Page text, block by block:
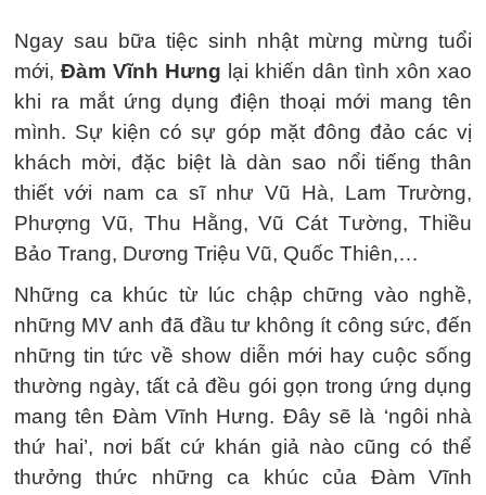
Ngay sau bữa tiệc sinh nhật mừng mừng tuổi
mới, Đàm Vĩnh Hưng lại khiến dân tình xôn xao
khi ra mắt ứng dụng điện thoại mới mang tên
mình. Sự kiện có sự góp mặt đông đảo các vị
khách mời, đặc biệt là dàn sao nổi tiếng thân
thiết với nam ca sĩ như Vũ Hà, Lam Trường,
Phượng Vũ, Thu Hằng, Vũ Cát Tường, Thiều
Bảo Trang, Dương Triệu Vũ, Quốc Thiên,…
Những ca khúc từ lúc chập chững vào nghề,
những MV anh đã đầu tư không ít công sức, đến
những tin tức về show diễn mới hay cuộc sống
thường ngày, tất cả đều gói gọn trong ứng dụng
mang tên Đàm Vĩnh Hưng. Đây sẽ là ‘ngôi nhà
thứ hai’, nơi bất cứ khán giả nào cũng có thể
thưởng thức những ca khúc của Đàm Vĩnh